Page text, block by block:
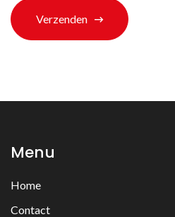
Verzenden
Menu
Home
Contact